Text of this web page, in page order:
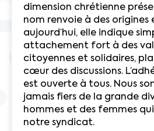
dimension chrétienne
nom renvoie à des origines
aujourd’hui, elle indique
attachement fort à des
citoyennes et solidaires,
cœur des discussions.
est ouverte à tous. Nous
jamais fiers de la grande
hommes et des femmes
notre syndicat.